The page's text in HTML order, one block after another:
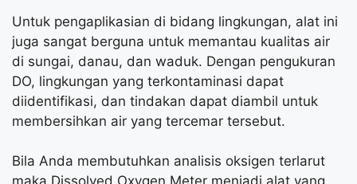
Untuk pengaplikasian di bidang lingkungan, alat ini
juga sangat berguna untuk memantau kualitas air
di sungai, danau, dan waduk. Dengan pengukuran
DO, lingkungan yang terkontaminasi dapat
diidentifikasi, dan tindakan dapat diambil untuk
membersihkan air yang tercemar tersebut.
Bila Anda membutuhkan analisis oksigen terlarut